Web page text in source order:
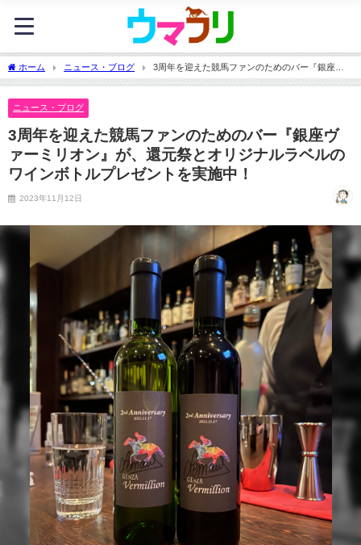
ホーム ニュース・ブログ
3周年を迎えた競馬ファンのためのバー『銀座ヴ
ァーミリオン』が、還元祭とオリジナルラベルのワインボトルプレゼントを実施中！
ニュース・ブログ
3周年を迎えた競馬ファンのためのバー『銀座ヴ
ァーミリオン』が、還元祭とオリジナルラベルの
ワインボトルプレゼントを実施中！
2023年11月12日